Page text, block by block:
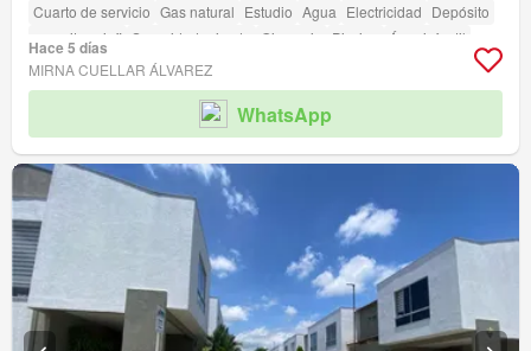
Cuarto de servicio Gas natural Estudio Agua Electricidad Depósito
amenity_wi_fi Seguridad privada Gimnasio Piscina
Área infantil
Sauna
Estudio Jardín Vigilante
Acceso para personas con discapacidad
Hace 5 días
MIRNA CUELLAR ÁLVAREZ
WhatsApp